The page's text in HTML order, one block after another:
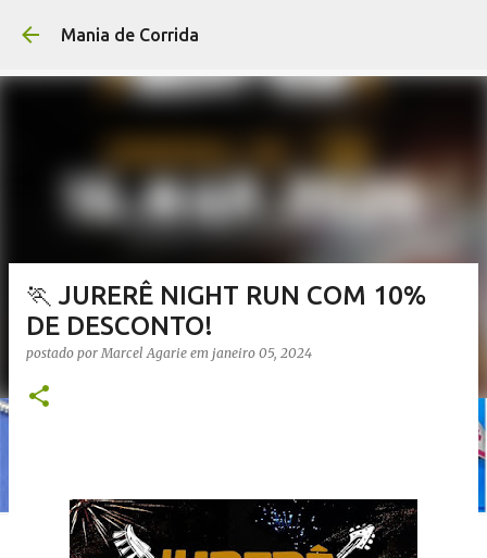
Mania de Corrida
🏃 JURERÊ NIGHT RUN COM 10%
DE DESCONTO!
postado porMarcel Agarie em janeiro 05, 2024